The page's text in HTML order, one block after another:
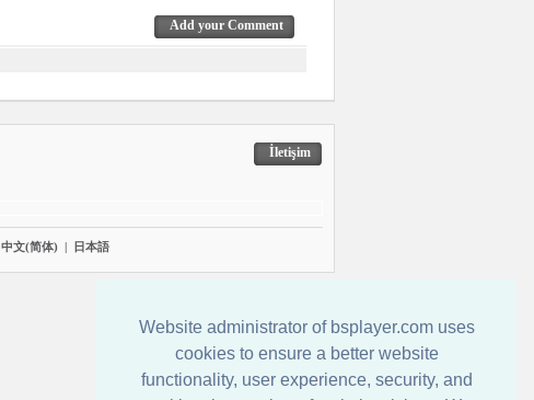
Website administrator of bsplayer.com uses
cookies to ensure a better website
functionality, user experience, security, and
Add your Comment
İletişim
中文(简体) | 日本語